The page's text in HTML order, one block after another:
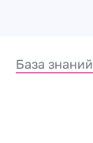
База знаний